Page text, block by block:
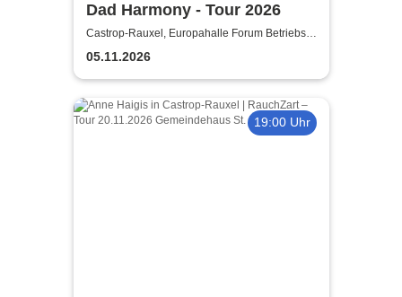
Dad Harmony - Tour 2026
Castrop-Rauxel, Europahalle Forum Betriebs-
GmbH
05.11.2026
19:00 Uhr